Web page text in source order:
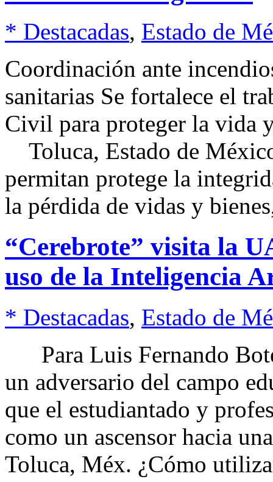
* Destacadas, Estado de
Coordinación ante
sanitarias Se fortalece el
Civil para proteger la
Toluca, Estado de
permitan protege la
la pérdida de vidas y
“Cerebrote” visita la
uso de la Inteligencia
* Destacadas, Estado de
Para Luis Fernando
un adversario del campo
que el estudiantado y
como un ascensor hacia
Toluca, Méx. ¿Cómo